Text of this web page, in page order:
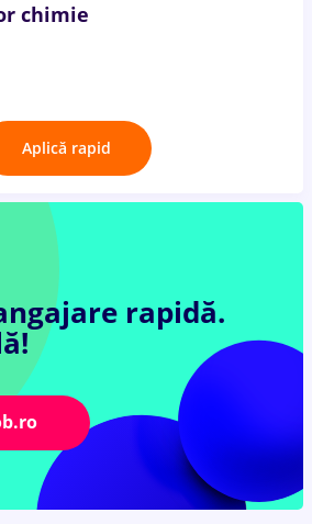
chimie
Aplică rapid
rapidă.